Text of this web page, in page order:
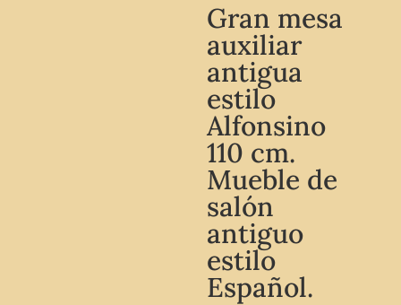
Gran mesa
auxiliar
antigua
estilo
Alfonsino
110 cm.
Mueble de
salón
antiguo
estilo
Español.